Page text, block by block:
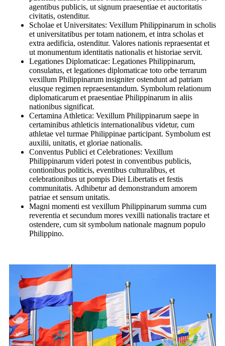
agentibus publicis, ut signum praesentiae et auctoritatis
civitatis, ostenditur.
Scholae et Universitates: Vexillum Philippinarum in scholis
et universitatibus per totam nationem, et intra scholas et
extra aedificia, ostenditur. Valores nationis repraesentat et
ut monumentum identitatis nationalis et historiae servit.
Legationes Diplomaticae: Legationes Philippinarum,
consulatus, et legationes diplomaticae toto orbe terrarum
vexillum Philippinarum insigniter ostendunt ad patriam
eiusque regimen repraesentandum. Symbolum relationum
diplomaticarum et praesentiae Philippinarum in aliis
nationibus significat.
Certamina Athletica: Vexillum Philippinarum saepe in
certaminibus athleticis internationalibus videtur, cum
athletae vel turmae Philippinae participant. Symbolum est
auxilii, unitatis, et gloriae nationalis.
Conventus Publici et Celebrationes: Vexillum
Philippinarum videri potest in conventibus publicis,
contionibus politicis, eventibus culturalibus, et
celebrationibus ut pompis Diei Libertatis et festis
communitatis. Adhibetur ad demonstrandum amorem
patriae et sensum unitatis.
Magni momenti est vexillum Philippinarum summa cum
reverentia et secundum mores vexilli nationalis tractare et
ostendere, cum sit symbolum nationale magnum populo
Philippino.